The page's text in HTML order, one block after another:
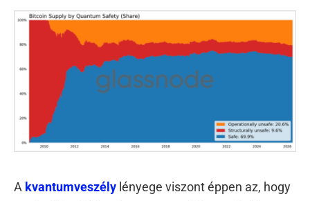
A kvantumveszély lényege viszont éppen az, hogy